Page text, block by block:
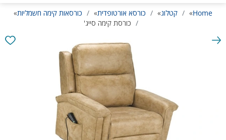
Home
» קטלוג» כורסא אורטופדית» כורסאות קימה חשמליות»
כורסת קימה סייג'
גלריית